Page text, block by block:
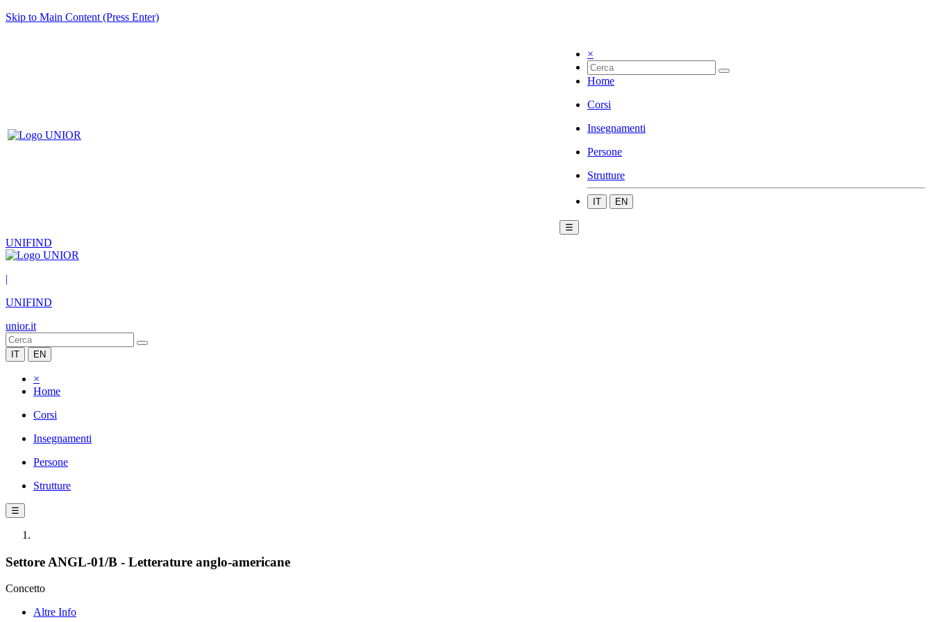
Skip to Main Content (Press Enter)
×
Home
Corsi
Insegnamenti
Persone
Strutture
IT EN
☰
UNIFIND
|
UNIFIND
unior.it
IT EN
×
Home
Corsi
Insegnamenti
Persone
Strutture
☰
Settore ANGL-01/B - Letterature anglo-americane
Concetto
Altre Info